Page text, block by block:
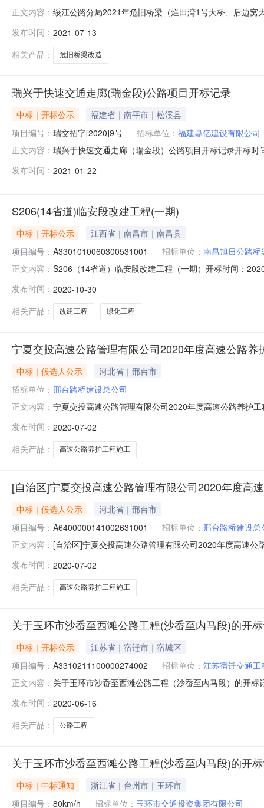
正文内容： 绥江公路分局2021年危旧桥梁（烂田湾1号大桥、后边
筑养科技有限公司0.00365日历天已缴纳2021-07-
发布时间： 2021-07-13
相关产品：
危旧桥梁改造
瑞兴于快速交通走廊(瑞金段)公路项目开标记录
中标｜开标公示
福建省｜南平市｜松溪县
项目编号： 瑞交招字[2020]9号 招标单位： 福建鼎亿建设有限公司
正文内容： 瑞兴于快速交通走廊（瑞金段）公路项目开标记录开标
公路工程有限公司;项目负责人:;报价:0.00元/%;工期:日
发布时间： 2021-01-22
S206(14省道)临安段改建工程(一期)
中标｜开标公示
江西省｜南昌市｜南昌县
项目编号： A3301010060300531001 招标单位： 南昌旭日公路
正文内容： S206（14省道）临安段改建工程（一期）开标时间：
公司，报价：0.000000，工期：24个月，投标保证金额
发布时间： 2020-10-30
相关产品：
改建工程 绿化工程
宁夏交投高速公路管理有限公司2020年度高速公路
中标｜候选人公示
河北省｜邢台市
招标单位： 邢台路桥建设总公司
正文内容： 宁夏交投高速公路管理有限公司2020年度高速公路养护
管理咨询有限公司受宁夏交投高速公路管理有限公司的
发布时间： 2020-07-02
相关产品：
高速公路养护工程施工
[自治区]宁夏交投高速公路管理有限公司2020年度高
中标｜候选人公示
河北省｜邢台市
项目编号： A6400000141002631001 招标单位： 邢台路桥建设总
正文内容： [自治区]宁夏交投高速公路管理有限公司2020年度高速
司2020年度高速公路养护工程施工（第一批）二标段：
发布时间： 2020-07-02
相关产品：
高速公路养护工程施工
关于玉环市沙岙至西滩公路工程(沙岙至内马段)的开
中标｜开标公示
江苏省｜宿迁市｜宿城区
项目编号： A3310211100000274002 招标单位： 江苏宿迁交通
正文内容： 关于玉环市沙岙至西滩公路工程（沙岙至内马段）的开
唱标记录序号投标人名称密封情况投标保证金(万元)投
发布时间： 2020-06-16
相关产品：
公路工程
关于玉环市沙岙至西滩公路工程(沙岙至内马段)的开
中标｜中标通知
浙江省｜台州市｜玉环市
项目编号： 80km/h 招标单位： 玉环市交通投资集团有限公司